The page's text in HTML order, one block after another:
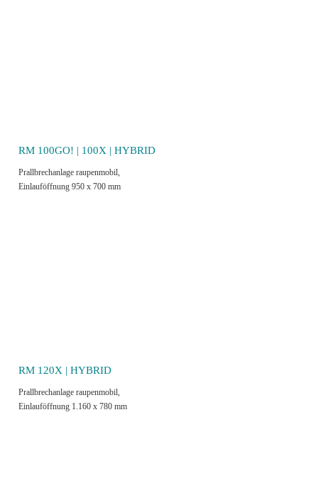
RM 100GO! | 100X | HYBRID
Prallbrechanlage raupenmobil,
Einlauföffnung 950 x 700 mm
RM 120X | HYBRID
Prallbrechanlage raupenmobil,
Einlauföffnung 1.160 x 780 mm